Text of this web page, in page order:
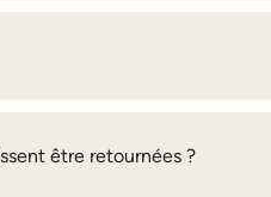
être retournées ?